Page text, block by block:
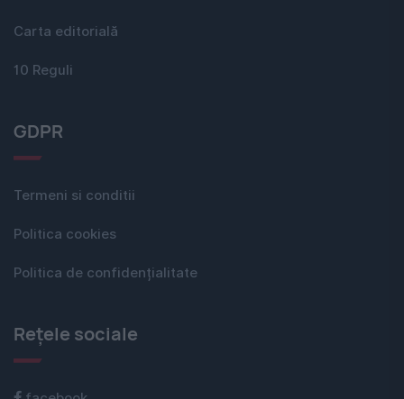
Carta editorială
10 Reguli
GDPR
Termeni si conditii
Politica cookies
Politica de confidențialitate
Rețele sociale